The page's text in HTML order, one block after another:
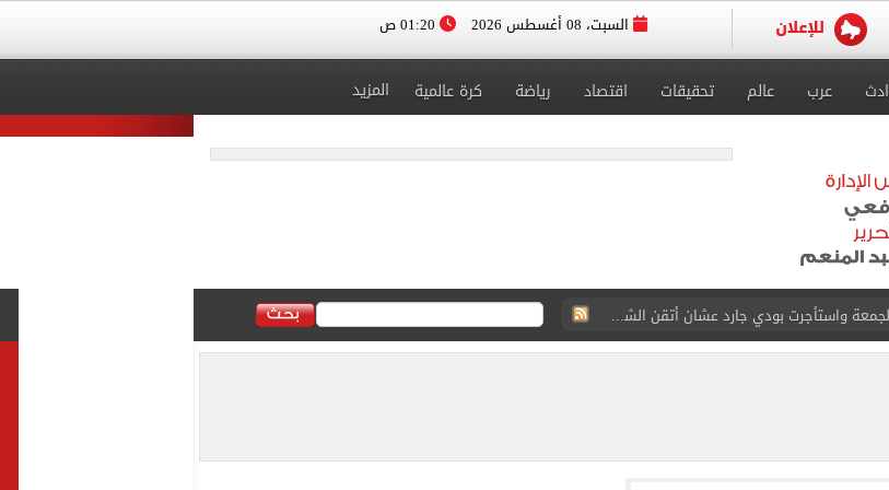
السبت، 08 أغسطس 2026
عرب عالم تحقيقات اقتصاد رياضة كرة عالمية المزيد
خوان جامبر
صلاح
جلسة عموتة وفقرة بدنية.. صور